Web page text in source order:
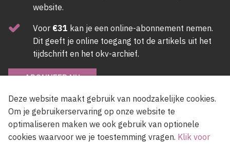
website.
Voor €31 kan je een online-abonnement nemen.
Dit geeft je online toegang tot de artikels uit het
tijdschrift en het okv-archief.
ABONNEER NU
Newsletter
Deze website maakt gebruik van noodzakelijke cookies.
Om je gebruikerservaring op onze website te
optimaliseren maken we ook gebruik van optionele
cookies waarvoor we je toestemming vragen. Klik voor